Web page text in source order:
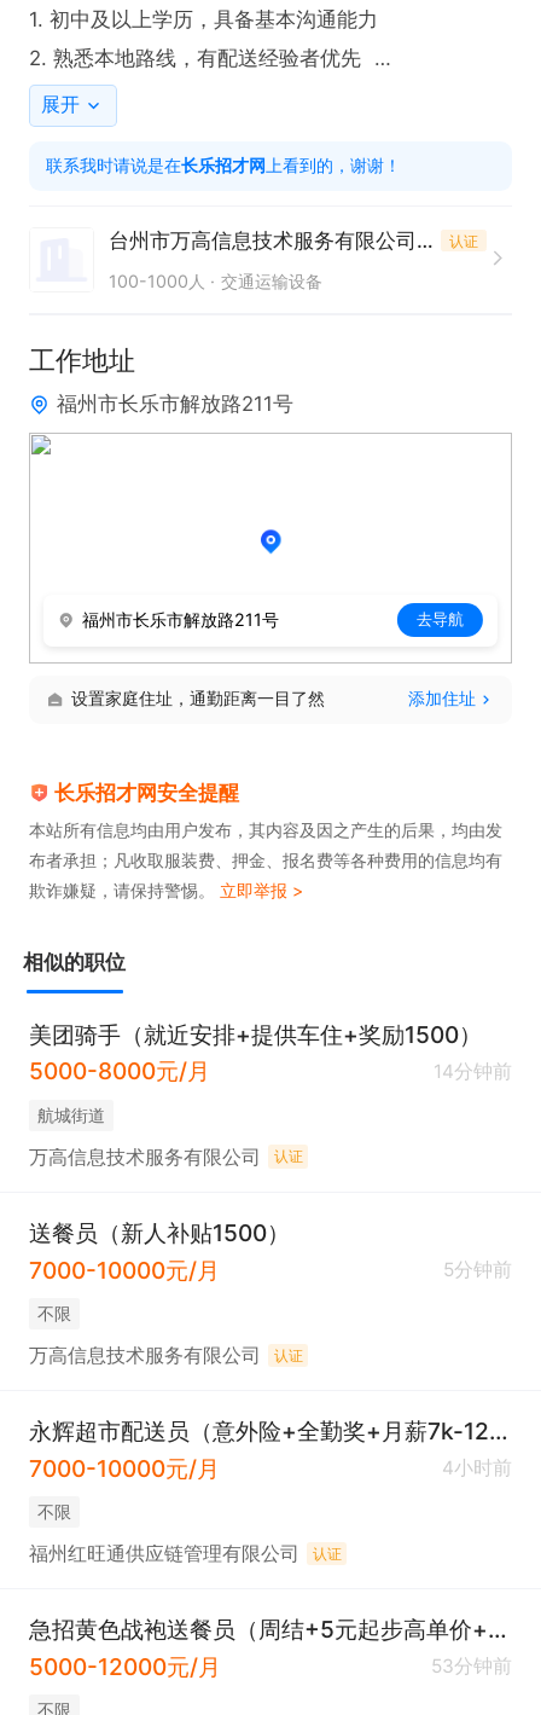
1. 初中及以上学历，具备基本沟通能力
2. 熟悉本地路线，有配送经验者优先
3. 具备良好服务意识，能适应灵活工作节奏
展开
联系我时请说是在长乐招才网 上看到的，谢谢！
台州市万高信息技术服务有限公司（美团） 认证
100-1000人 交通运输设备
工作地址
福州市长乐市解放路211号
福州市长乐市解放路211号 去导航
设置家庭住址，通勤距离一目了然 添加住址
长乐招才网安全提醒
本站所有信息均由用户发布，其内容及因之产生的后果，均由发
布者承担；凡收取服装费、押金、报名费等各种费用的信息均有
欺诈嫌疑，请保持警惕。 立即举报 >
相似的职位
美团骑手（就近安排+提供车住+奖励1500）
5000-8000元/月
14分钟前
​航城街道
万高信息技术服务有限公司 认证
送餐员（新人补贴1500）
7000-10000元/月
5分钟前
不限
万高信息技术服务有限公司 认证
永辉超市配送员（意外险+全勤奖+月薪7k-12k++可暑期工）
7000-10000元/月
4小时前
不限
福州红旺通供应链管理有限公司 认证
急招黄色战袍送餐员（周结+5元起步高单价+预支工资+现金奖励500元）
5000-12000元/月
53分钟前
不限